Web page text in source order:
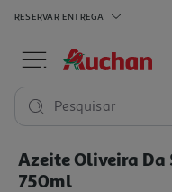
RESERVAR ENTREGA
Pesquisar
Azeite Oliveira
750ml